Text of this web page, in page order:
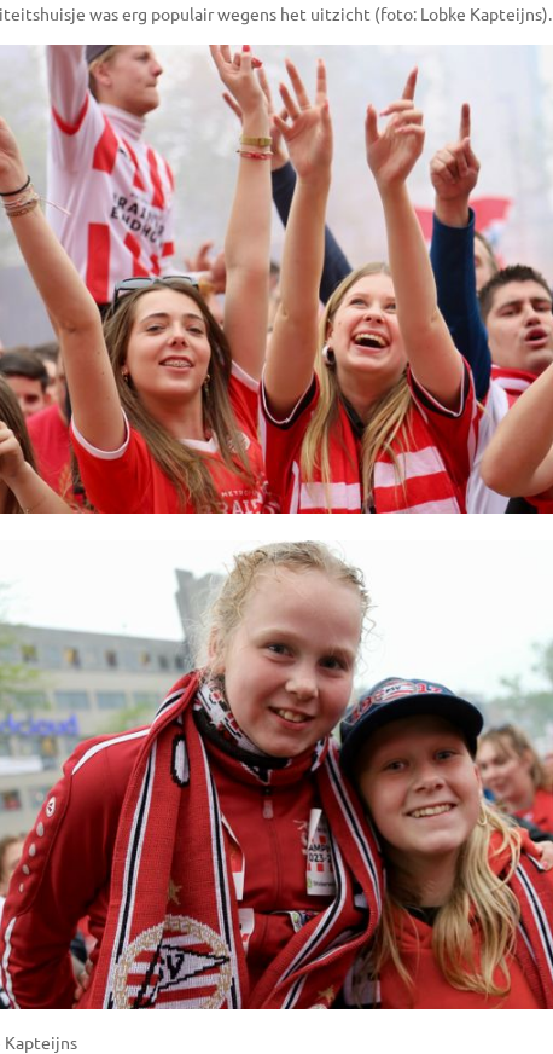
was erg populair wegens het uitzicht (foto: Lobke Kapteijns).
Kapteijns